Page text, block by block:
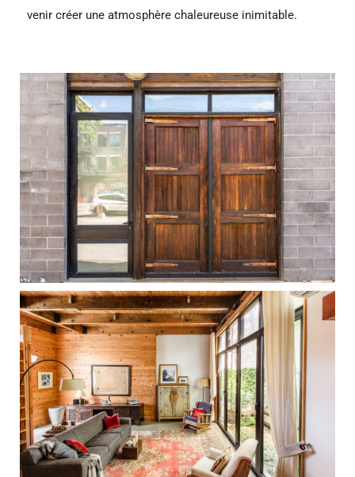
venir créer une atmosphère chaleureuse inimitable.